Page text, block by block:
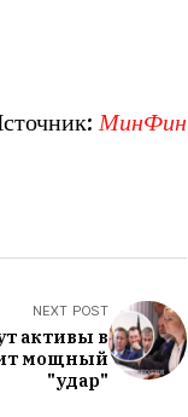
МинФин
NEXT POST
активы в
мощный
"удар"